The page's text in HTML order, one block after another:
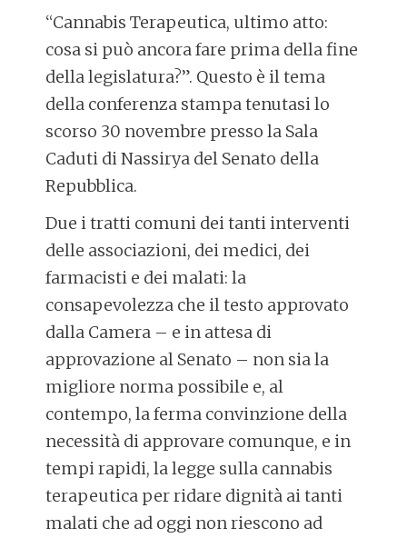
“Cannabis Terapeutica, ultimo atto:
cosa si può ancora fare prima della fine
della legislatura?”. Questo è il tema
della conferenza stampa tenutasi lo
scorso 30 novembre presso la Sala
Caduti di Nassirya del Senato della
Repubblica.
Due i tratti comuni dei tanti interventi
delle associazioni, dei medici, dei
farmacisti e dei malati: la
consapevolezza che il testo approvato
dalla Camera – e in attesa di
approvazione al Senato – non sia la
migliore norma possibile e, al
contempo, la ferma convinzione della
necessità di approvare comunque, e in
tempi rapidi, la legge sulla cannabis
terapeutica per ridare dignità ai tanti
malati che ad oggi non riescono ad